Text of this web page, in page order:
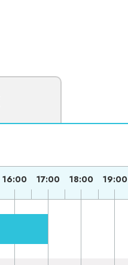
16:00 17:00 18:00 19:00